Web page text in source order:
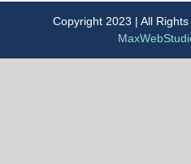
Copyright 2023 | All